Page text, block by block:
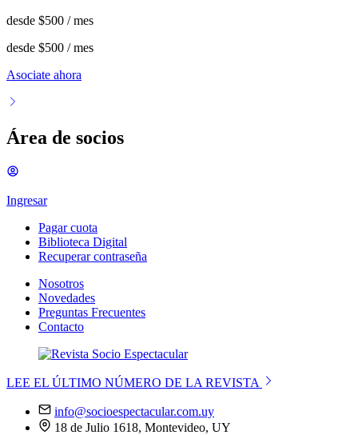
desde $500 / mes
desde $500 / mes
Asociate ahora
Área de socios
Ingresar
Pagar cuota
Biblioteca Digital
Recuperar contraseña
Nosotros
Novedades
Preguntas Frecuentes
Contacto
LEE EL ÚLTIMO NÚMERO DE LA REVISTA
info@socioespectacular.com.uy
18 de Julio 1618, Montevideo, UY